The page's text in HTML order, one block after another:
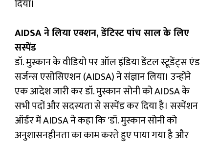
दिया।
AIDSA ने लिया एक्शन, डेंटिस्ट पांच साल के लिए
सस्पेंड
डॉ. मुस्कान के वीडियो पर ऑल इंडिया डेंटल स्टूडेंट्स एंड
सर्जन्स एसोसिएशन (AIDSA) ने संज्ञान लिया। उन्होंने
एक आदेश जारी कर डॉ. मुस्कान सोनी को AIDSA के
सभी पदों और सदस्यता से सस्पेंड कर दिया है। सस्पेंशन
ऑर्डर में AIDSA ने कहा कि 'डॉ. मुस्कान सोनी को
अनुशासनहीनता का काम करते हुए पाया गया है और